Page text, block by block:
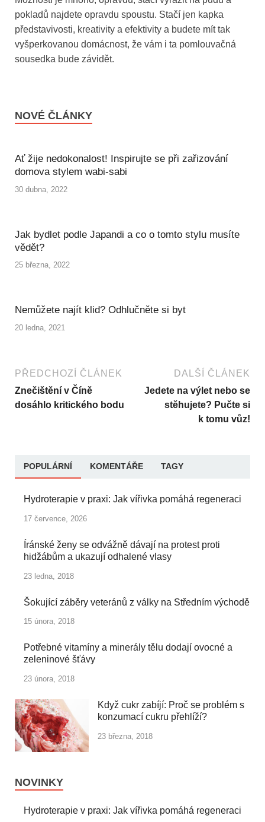
pokladů najdete opravdu spoustu. Stačí jen kapka
představivosti, kreativity a efektivity a budete mít tak
vyšperkovanou domácnost, že vám i ta pomlouvačná
sousedka bude závidět.
NOVÉ ČLÁNKY
Ať žije nedokonalost! Inspirujte se při zařizování
domova stylem wabi-sabi
30 dubna, 2022
Jak bydlet podle Japandi a co o tomto stylu musíte
vědět?
25 března, 2022
Nemůžete najít klid? Odhlučněte si byt
20 ledna, 2021
PŘEDCHOZÍ ČLÁNEK
Znečištění v Číně
dosáhlo kritického bodu
DALŠÍ ČLÁNEK
Jedete na výlet nebo se
stěhujete? Pučte si
k tomu vůz!
POPULÁRNÍ KOMENTÁŘE TAGY
Hydroterapie v praxi: Jak vířivka pomáhá regeneraci
17 července, 2026
Íránské ženy se odvážně dávají na protest proti
hidžábům a ukazují odhalené vlasy
23 ledna, 2018
Šokující záběry veteránů z války na Středním východě
15 února, 2018
Potřebné vitamíny a minerály tělu dodají ovocné a
zeleninové šťávy
23 února, 2018
Když cukr zabíjí: Proč se problém s
konzumací cukru přehlíží?
23 března, 2018
NOVINKY
Hydroterapie v praxi: Jak vířivka pomáhá regeneraci